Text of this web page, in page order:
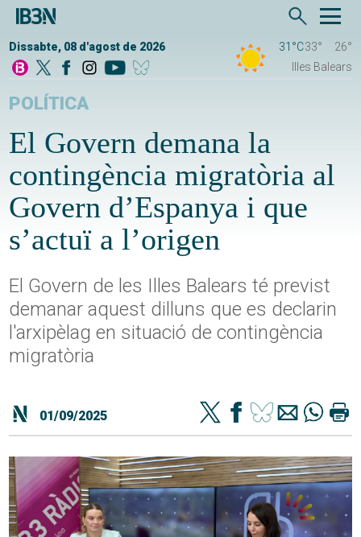
Dissabte, 08 d'agost de 2026 31°C33°
26°
Illes Balears
POLÍTICA
El Govern demana la
contingència migratòria al
Govern d’Espanya i que
s’actuï a l’origen
El Govern de les Illes Balears té previst
demanar aquest dilluns que es declarin
l'arxipèlag en situació de contingència
migratòria
01/09/2025